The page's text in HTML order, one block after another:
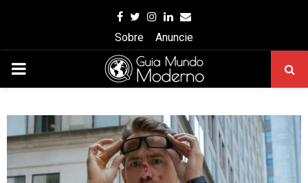
Facebook
Twitter
Instagram
Linkedin
Email
Sobre
Anuncie
PRIMARY